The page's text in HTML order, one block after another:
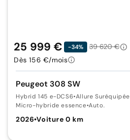
Peugeot 308 SW
Hybrid 145 e-DCS6•Allure Suréquipée
Micro-hybride essence•Auto.
2026•Voiture 0 km
25 999 € -34%
39 620 €
Dès 156 €/mois